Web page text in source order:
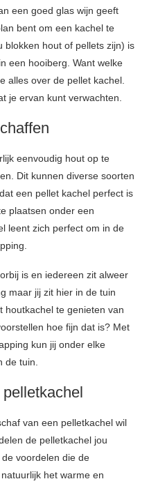
een goed glas wijn geeft
bent om een kachel te
blokken hout of pellets zijn) is
een hooiberg. Want welke
alles over de pellet kachel.
je ervan kunt verwachten.
eenvoudig hout op te
Dit kunnen diverse soorten
een pellet kachel perfect is
plaatsen onder een
leent zich perfect om in de
is en iedereen zit alweer
maar jij zit hier in de tuin
houtkachel te genieten van
hoe fijn dat is? Met
kun jij onder elke
de tuin.
van een pelletkachel wil
de pelletkachel jou
voordelen die de
het warme en